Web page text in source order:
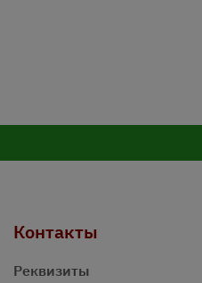
Контакты
Реквизиты